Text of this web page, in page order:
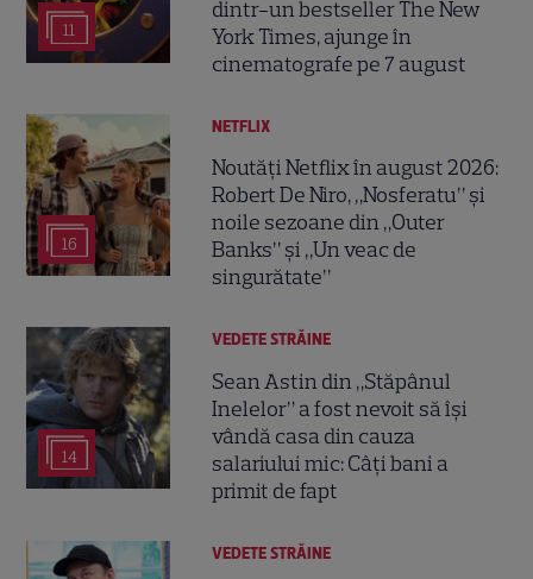
11
dintr-un bestseller The New
York Times, ajunge în
cinematografe pe 7 august
16
NETFLIX
Noutăți Netflix în august 2026:
Robert De Niro, „Nosferatu” și
noile sezoane din „Outer
Banks” și „Un veac de
singurătate”
14
VEDETE STRĂINE
Sean Astin din „Stăpânul
Inelelor” a fost nevoit să își
vândă casa din cauza
salariului mic: Câți bani a
primit de fapt
VEDETE STRĂINE